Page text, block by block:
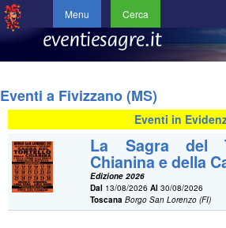
Menu Cerca
Eventi a Fivizzano (MS)
Eventi in
La Sagra del
Chianina e della
Edizione 2026
Dal 13/08/2026Al 30/08/2026
Toscana Borgo San Lorenzo (FI)